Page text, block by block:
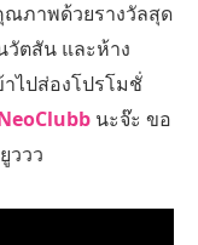
ภาพด้วยรางวัลสุด
ตสัน และห้าง
ไปส่องโปรโมชั่
นะจ๊ะ ขอ
ววว